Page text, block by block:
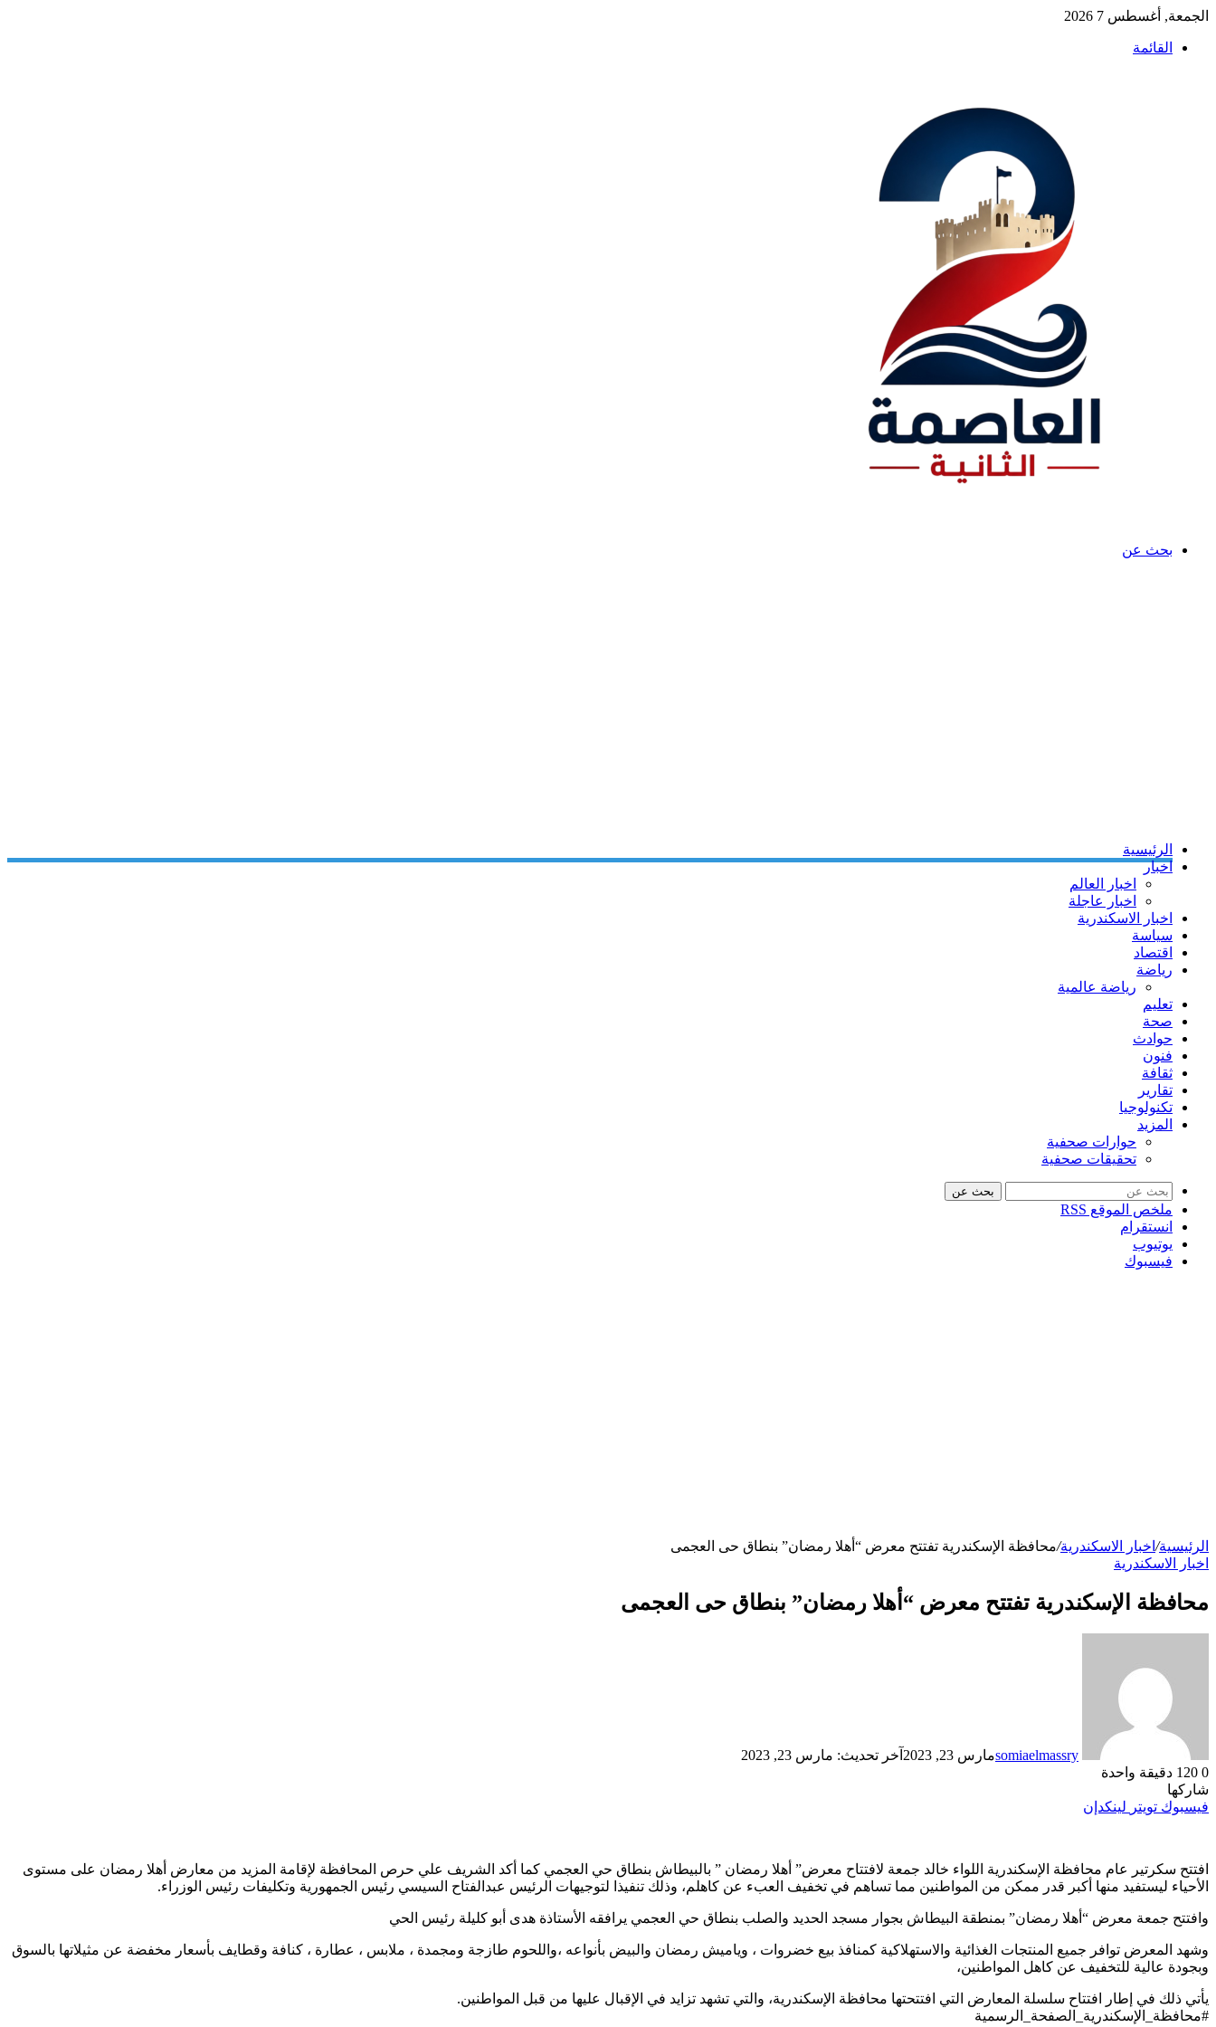
الجمعة, أغسطس 7 2026
القائمة
بحث عن
الرئيسية
اخبار
اخبار العالم
اخبار عاجلة
اخبار الاسكندرية
سياسة
اقتصاد
رياضة
رياضة عالمية
تعليم
صحة
حوادث
فنون
ثقافة
تقارير
تكنولوجيا
المزيد
حوارات صحفية
تحقيقات صحفية
بحث عن
ملخص الموقع RSS
انستقرام
يوتيوب
فيسبوك
الرئيسية/ اخبار الاسكندرية/محافظة الإسكندرية تفتتح معرض “أهلا رمضان” بنطاق حى العجمى
اخبار الاسكندرية
محافظة الإسكندرية تفتتح معرض “أهلا رمضان” بنطاق حى العجمى
somiaelmassryمارس 23, 2023
آخر تحديث: مارس 23, 2023
0
دقيقة واحدة
شاركها
فيسبوك تويتر لينكدإن
افتتح سكرتير عام محافظة الإسكندرية اللواء خالد جمعة لافتتاح معرض” أهلا رمضان ” بالبيطاش بنطاق حي العجمي كما أكد الشريف علي حرص المحافظة لإقامة المزيد من معارض أهلا رمضان على مستوى
الأحياء ليستفيد منها أكبر قدر ممكن من المواطنين مما تساهم في تخفيف العبء عن كاهلم، وذلك تنفيذا لتوجيهات الرئيس عبدالفتاح السيسي رئيس الجمهورية وتكليفات رئيس الوزراء.
وافتتح جمعة معرض “أهلا رمضان” بمنطقة البيطاش بجوار مسجد الحديد والصلب بنطاق حي العجمي يرافقه الأستاذة هدى أبو كليلة رئيس الحي
وشهد المعرض توافر جميع المنتجات الغذائية والاستهلاكية كمنافذ بيع خضروات ، وياميش رمضان والبيض بأنواعه ،واللحوم طازجة ومجمدة ، ملابس ، عطارة ، كنافة وقطايف بأسعار مخفضة عن مثيلاتها بالسوق
وبجودة عالية للتخفيف عن كاهل المواطنين،
يأتي ذلك في إطار افتتاح سلسلة المعارض التي افتتحتها محافظة الإسكندرية، والتي تشهد تزايد في الإقبال عليها من قبل المواطنين.
#محافظة_الإسكندرية_الصفحة_الرسمية